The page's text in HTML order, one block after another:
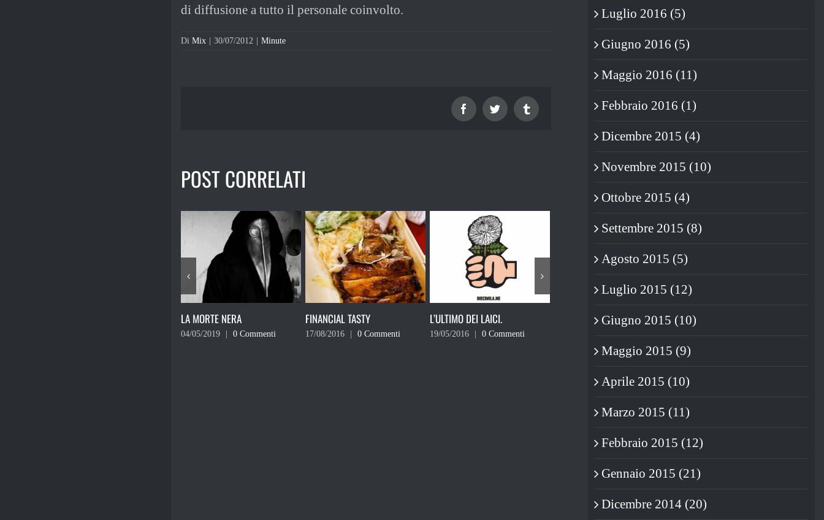
di diffusione a tutto il personale coinvolto.
Di Mix 30/07/2012 Minute
FacebookTwitter Tumblr
POST CORRELATI
FINANCIAL TASTY
17/08/2016 0 Commenti
L’ULTIMO DEI LAICI.
19/05/2016 0 Commenti
IN NOME DI DIO, COSA STIAMO
FACENDO?
L’OROSCOPO DI CHARLES
DARWIN – 3/9 DICEMBRE 2015
– LE REAZIONI
Luglio 2016 (5)
Giugno 2016 (5)
Maggio 2016 (11)
Febbraio 2016 (1)
Dicembre 2015 (4)
Novembre 2015 (10)
Ottobre 2015 (4)
Settembre 2015 (8)
Agosto 2015 (5)
Luglio 2015 (12)
Giugno 2015 (10)
Maggio 2015 (9)
Aprile 2015 (10)
Marzo 2015 (11)
Febbraio 2015 (12)
Gennaio 2015 (21)
Dicembre 2014 (20)